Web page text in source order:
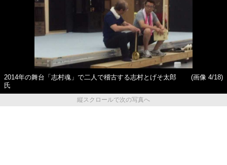
2014年の舞台「志村魂」で二人で稽古する志村とげそ太郎
氏
(画像 4/18)
縦スクロールで次の写真へ